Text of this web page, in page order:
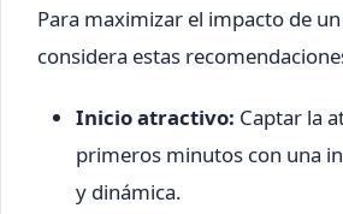
Para maximizar el impacto de
considera estas
Inicio atractivo: Captar la
primeros minutos con una
y dinámica.